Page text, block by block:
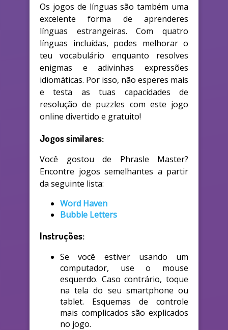
Os jogos de línguas são também uma
excelente forma de aprenderes
línguas estrangeiras. Com quatro
línguas incluídas, podes melhorar o
teu vocabulário enquanto resolves
enigmas e adivinhas expressões
idiomáticas. Por isso, não esperes mais
e testa as tuas capacidades de
resolução de puzzles com este jogo
online divertido e gratuito!
Jogos similares:
Você gostou de Phrasle Master?
Encontre jogos semelhantes a partir
da seguinte lista:
Word Haven
Bubble Letters
Instruções:
Se você estiver usando um
computador, use o mouse
esquerdo. Caso contrário, toque
na tela do seu smartphone ou
tablet. Esquemas de controle
mais complicados são explicados
no jogo.